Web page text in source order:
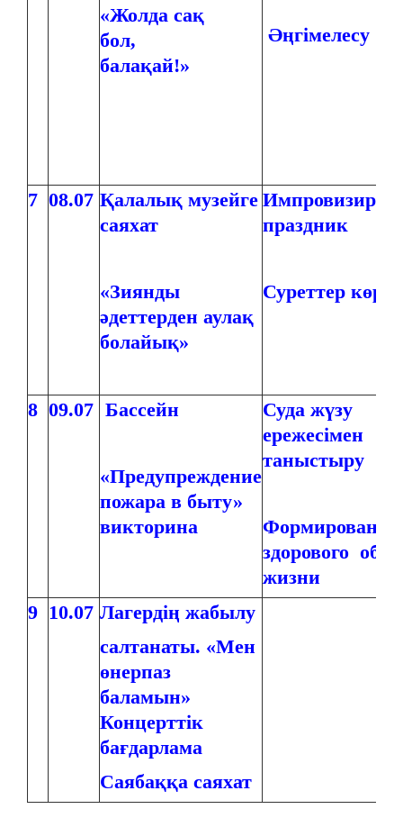
«Жолда сақ
бол,
балақай!»
Әңгімелесу
7 08.07 Қалалық музейге
саяхат
«Зиянды
әдеттерден аулақ
болайық»
праздник
Суреттер
8 09.07 Бассейн
«Предупреждение
пожара в быту»
викторина
Суда жүзу
ережесімен
таныстыру
Формирование
здорового
жизни
9 10.07 Лагердің жабылу
салтанаты. «Мен
өнерпаз
баламын»
Концерттік
бағдарлама
Саябаққа саяхат